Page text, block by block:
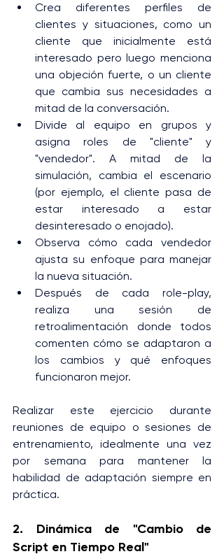
Crea diferentes perfiles de
clientes y situaciones, como un
cliente que inicialmente está
interesado pero luego menciona
una objeción fuerte, o un cliente
que cambia sus necesidades a
mitad de la conversación.
Divide al equipo en grupos y
asigna roles de "cliente" y
"vendedor". A mitad de la
simulación, cambia el escenario
(por ejemplo, el cliente pasa de
estar interesado a estar
desinteresado o enojado).
Observa cómo cada vendedor
ajusta su enfoque para manejar
la nueva situación.
Después de cada role-play,
realiza una sesión de
retroalimentación donde todos
comenten cómo se adaptaron a
los cambios y qué enfoques
funcionaron mejor.
Realizar este ejercicio durante
reuniones de equipo o sesiones de
entrenamiento, idealmente una vez
por semana para mantener la
habilidad de adaptación siempre en
práctica.
2. Dinámica de "Cambio de
Script en Tiempo Real"